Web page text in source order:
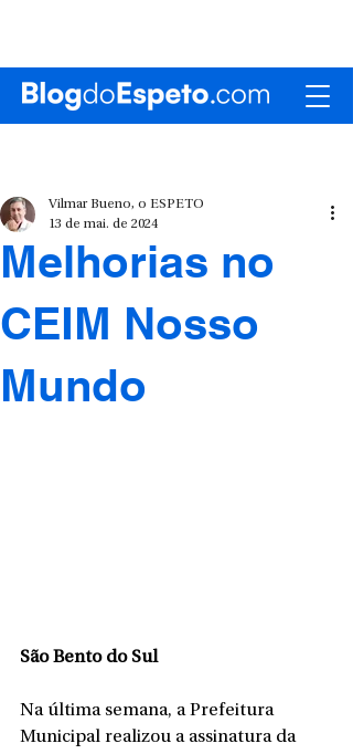
Melhorias no
CEIM Nosso
Mundo
Vilmar Bueno, o ESPETO
13 de mai. de 2024
São Bento do Sul
Na última semana, a Prefeitura
Municipal realizou a assinatura da